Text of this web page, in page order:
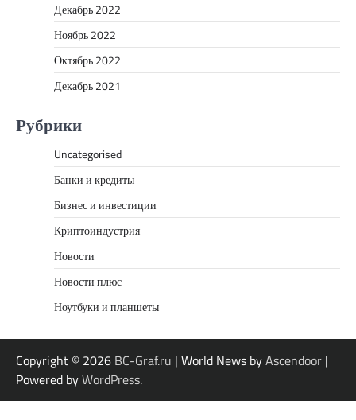
Декабрь 2022
Ноябрь 2022
Октябрь 2022
Декабрь 2021
Рубрики
Uncategorised
Банки и кредиты
Бизнес и инвестиции
Криптоиндустрия
Новости
Новости плюс
Ноутбуки и планшеты
Copyright © 2026 BC-Graf.ru | World News byAscendoor |
Powered byWordPress.